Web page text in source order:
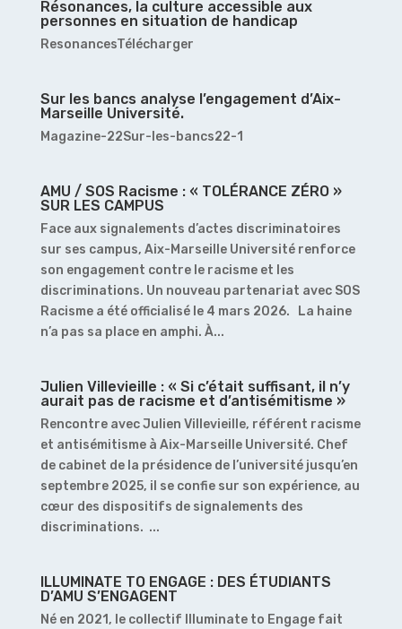
Résonances, la culture accessible aux
personnes en situation de handicap
ResonancesTélécharger
Sur les bancs analyse l’engagement d’Aix-
Marseille Université.
Magazine-22Sur-les-bancs22-1
AMU / SOS Racisme : « TOLÉRANCE ZÉRO »
SUR LES CAMPUS
Face aux signalements d’actes discriminatoires
sur ses campus, Aix-Marseille Université renforce
son engagement contre le racisme et les
discriminations. Un nouveau partenariat avec SOS
Racisme a été officialisé le 4 mars 2026. La haine
n’a pas sa place en amphi. À...
Julien Villevieille : « Si c’était suffisant, il n’y
aurait pas de racisme et d’antisémitisme »
Rencontre avec Julien Villevieille, référent racisme
et antisémitisme à Aix-Marseille Université. Chef
de cabinet de la présidence de l’université jusqu’en
septembre 2025, il se confie sur son expérience, au
cœur des dispositifs de signalements des
discriminations. ...
ILLUMINATE TO ENGAGE : DES ÉTUDIANTS
D’AMU S’ENGAGENT
Né en 2021, le collectif Illuminate to Engage fait